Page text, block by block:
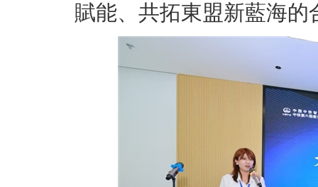
賦能、共拓東盟新藍海的